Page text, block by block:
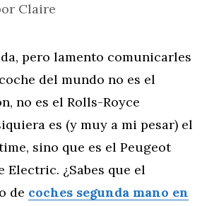
Claire
pero lamento comunicarles
del mundo no es el
no es el Rolls-Royce
es (y muy a mi pesar) el
sino que es el Peugeot
Electric. ¿Sabes que el
de coches segunda mano en